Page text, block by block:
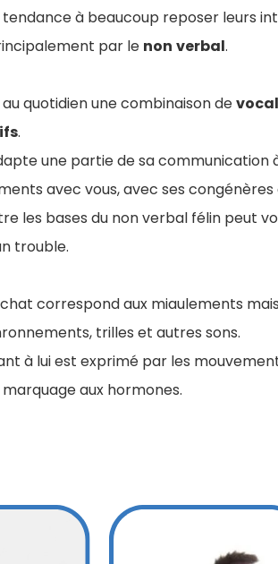
tendance à beaucoup reposer leurs
par le non verbal.
quotidien une combinaison de
.
une partie de sa communication
avec vous, avec ses
les bases du non verbal félin peut
trouble.
correspond aux miaulements
trilles et autres sons.
à lui est exprimé par les
aux hormones.